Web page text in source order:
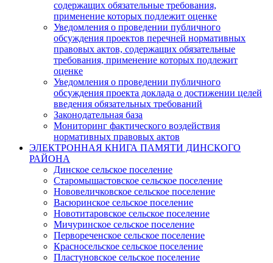
содержащих обязательные требования,
применение которых подлежит оценке
Уведомления о проведении публичного
обсуждения проектов перечней нормативных
правовых актов, содержащих обязательные
требования, применение которых подлежит
оценке
Уведомления о проведении публичного
обсуждения проекта доклада о достижении целей
введения обязательных требований
Законодательная база
Мониторинг фактического воздействия
нормативных правовых актов
ЭЛЕКТРОННАЯ КНИГА ПАМЯТИ ДИНСКОГО
РАЙОНА
Динское сельское поселение
Старомышастовское сельское поселение
Нововеличковское сельское поселение
Васюринское сельское поселение
Новотитаровское сельское поселение
Мичуринское сельское поселение
Первореченское сельское поселение
Красносельское сельское поселение
Пластуновское сельское поселение